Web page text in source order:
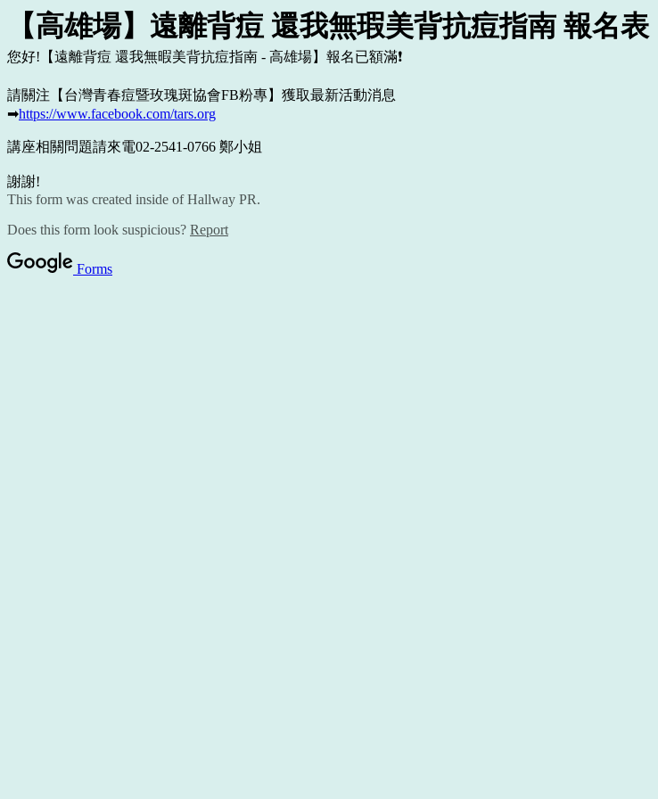
【高雄場】遠離背痘 還我無瑕美背抗痘指南 報名表
您好!【遠離背痘 還我無暇美背抗痘指南 - 高雄場】報名已額滿❗
請關注【台灣青春痘暨玫瑰斑協會FB粉專】獲取最新活動消息
➡https://www.facebook.com/tars.org
講座相關問題請來電02-2541-0766 鄭小姐
謝謝!
This form was created inside of Hallway PR.
Does this form look suspicious? Report
Forms